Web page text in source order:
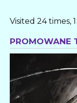
Visited 24 times,